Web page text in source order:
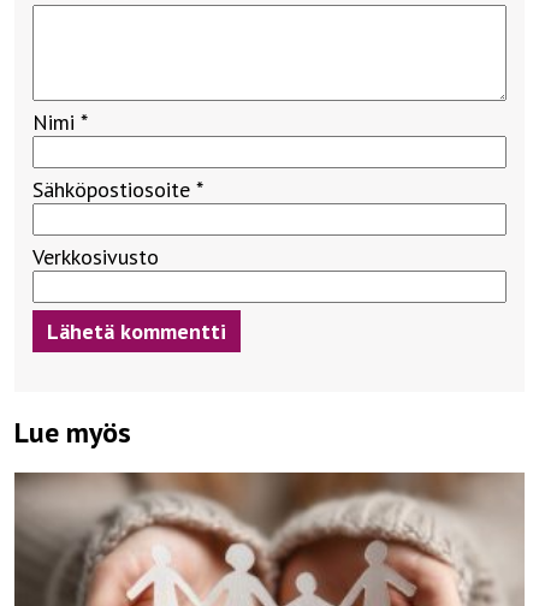
Nimi *
Sähköpostiosoite *
Verkkosivusto
Lue myös